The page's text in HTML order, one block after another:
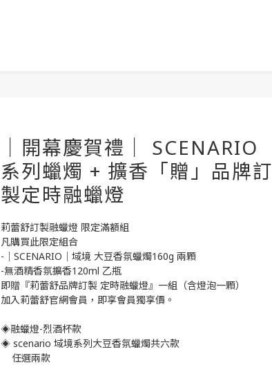
｜開幕慶賀禮｜ SCENARIO
系列蠟燭 + 擴香「贈」品牌訂
製定時融蠟燈
莉蕾舒訂製融蠟燈 限定滿額組
凡購買此限定組合
-｜SCENARIO｜域境 大豆香氛蠟燭160g 兩顆
-無酒精香氛擴香120ml 乙瓶
即贈『莉蕾舒品牌訂製 定時融蠟燈』一組（含燈泡一顆）
加入莉蕾舒官網會員，即享會員獨享價。
◈融蠟燈-烈酒杯款
◈ scenario 域境系列大豆香氛蠟燭共六款
    任選兩款